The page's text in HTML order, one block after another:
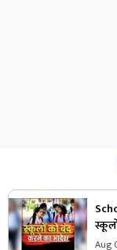
Aug